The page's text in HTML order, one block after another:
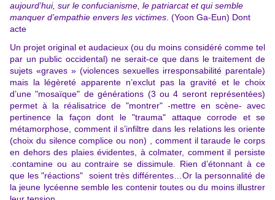
aujourd’hui, sur le confucianisme, le patriarcat et qui semble
manquer d’empathie envers les victimes . (Yoon Ga-Eun) Dont
acte
Un projet original et audacieux (ou du moins considéré comme tel
par un public occidental) ne serait-ce que dans le traitement de
sujets «graves » (violences sexuelles irresponsabilité parentale)
mais la légèreté apparente n’exclut pas la gravité et le choix
d’une "mosaïque" de générations (3 ou 4 seront représentées)
permet à la réalisatrice de "montrer" -mettre en scène- avec
pertinence la façon dont le "trauma" attaque corrode et se
métamorphose, comment il s’infiltre dans les relations les oriente
(choix du silence complice ou non) , comment il taraude le corps
en dehors des plaies évidentes, à colmater, comment il persiste
.contamine ou au contraire se dissimule. Rien d’étonnant à ce
que les "réactions" soient très différentes…Or la personnalité de
la jeune lycéenne semble les contenir toutes ou du moins illustrer